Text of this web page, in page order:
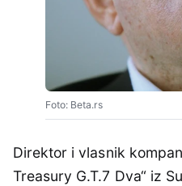
Foto: Beta.rs
Direktor i vlasnik
Treasury G.T.7 Dva“ iz